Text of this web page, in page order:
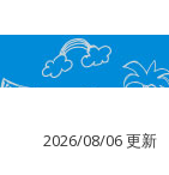
2026/08/06 更新